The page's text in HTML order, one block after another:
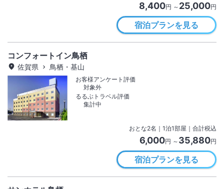
8,400円 ～ 25,000円
宿泊プランを見る
コンフォートイン鳥栖
佐賀県 鳥栖・基山
お客様アンケート評価
対象外
るるぶトラベル評価
集計中
おとな2名 ｜ 1泊1部屋｜合計税込
6,000円 ～ 35,880円
宿泊プランを見る